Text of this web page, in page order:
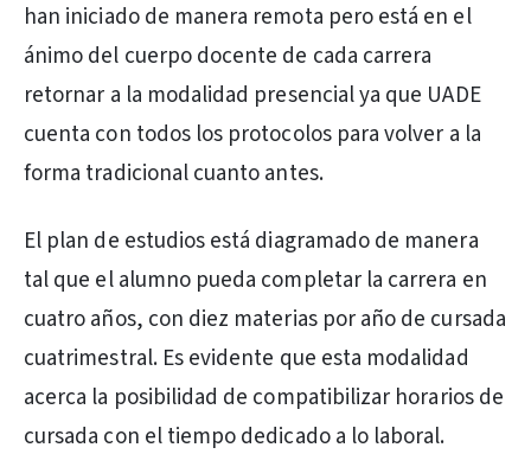
han iniciado de manera remota pero está en el
ánimo del cuerpo docente de cada carrera
retornar a la modalidad presencial ya que UADE
cuenta con todos los protocolos para volver a la
forma tradicional cuanto antes.
El plan de estudios está diagramado de manera
tal que el alumno pueda completar la carrera en
cuatro años, con diez materias por año de cursada
cuatrimestral. Es evidente que esta modalidad
acerca la posibilidad de compatibilizar horarios de
cursada con el tiempo dedicado a lo laboral.